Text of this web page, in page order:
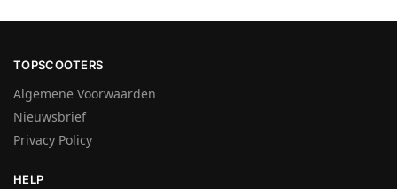
TOPSCOOTERS
Algemene Voorwaarden
Nieuwsbrief
Privacy Policy
HELP